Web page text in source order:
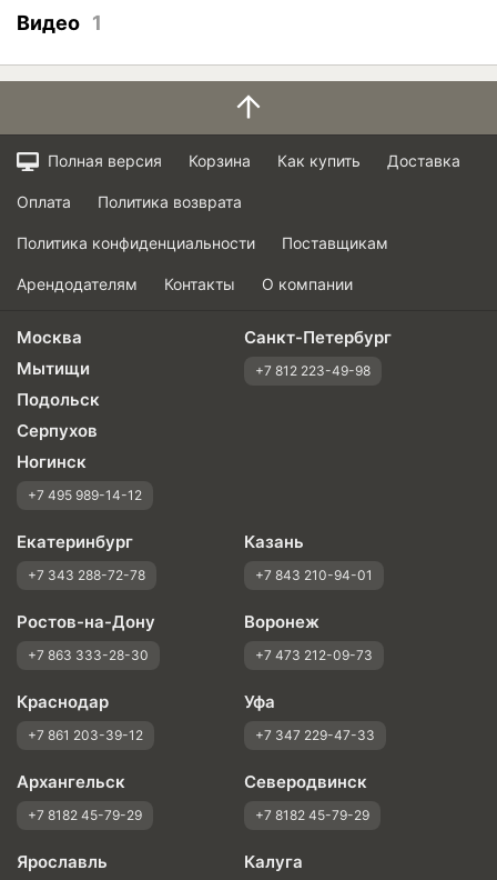
Видео 1
Полная версия Корзина Как купить Доставка
Оплата Политика возврата
Политика конфиденциальности Поставщикам
Арендодателям Контакты О компании
Москва
Мытищи
Подольск
Серпухов
Ногинск
+7 495 989-14-12
Санкт-Петербург
+7 812 223-49-98
Екатеринбург
+7 343 288-72-78
Казань
+7 843 210-94-01
Ростов-на-Дону
+7 863 333-28-30
Воронеж
+7 473 212-09-73
Краснодар
+7 861 203-39-12
Уфа
+7 347 229-47-33
Архангельск
+7 8182 45-79-29
Северодвинск
+7 8182 45-79-29
Ярославль Калуга